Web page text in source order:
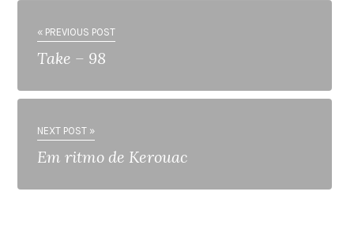
« PREVIOUS POST
Take – 98
NEXT POST »
Em ritmo de Kerouac